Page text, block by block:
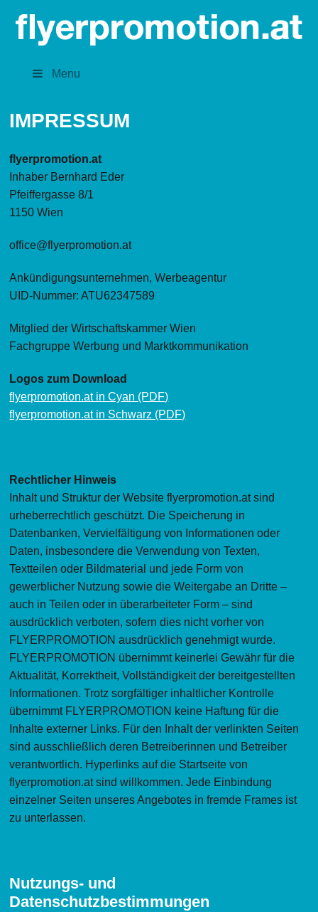
Menu
IMPRESSUM
flyerpromotion.at
Inhaber Bernhard Eder
Pfeiffergasse 8/1
1150 Wien
office@flyerpromotion.at
Ankündigungsunternehmen, Werbeagentur
UID-Nummer: ATU62347589
Mitglied der Wirtschaftskammer Wien
Fachgruppe Werbung und Marktkommunikation
Logos zum Download
flyerpromotion.at in Cyan (PDF)
flyerpromotion.at in Schwarz (PDF)
Rechtlicher Hinweis
Inhalt und Struktur der Website flyerpromotion.at sind
urheberrechtlich geschützt. Die Speicherung in
Datenbanken, Vervielfältigung von Informationen oder
Daten, insbesondere die Verwendung von Texten,
Textteilen oder Bildmaterial und jede Form von
gewerblicher Nutzung sowie die Weitergabe an Dritte –
auch in Teilen oder in überarbeiteter Form – sind
ausdrücklich verboten, sofern dies nicht vorher von
FLYERPROMOTION ausdrücklich genehmigt wurde.
FLYERPROMOTION übernimmt keinerlei Gewähr für die
Aktualität, Korrektheit, Vollständigkeit der bereitgestellten
Informationen. Trotz sorgfältiger inhaltlicher Kontrolle
übernimmt FLYERPROMOTION keine Haftung für die
Inhalte externer Links. Für den Inhalt der verlinkten Seiten
sind ausschließlich deren Betreiberinnen und Betreiber
verantwortlich. Hyperlinks auf die Startseite von
flyerpromotion.at sind willkommen. Jede Einbindung
einzelner Seiten unseres Angebotes in fremde Frames ist
zu unterlassen.
Nutzungs- und
Datenschutzbestimmungen